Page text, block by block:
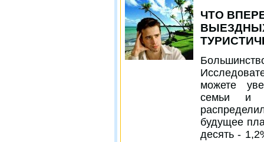
ЧТО
можете
семьи и
будущее
десять -